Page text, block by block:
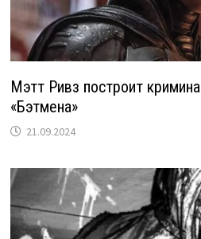
Мэтт Ривз построит
«Бэтмена»
21.09.2024